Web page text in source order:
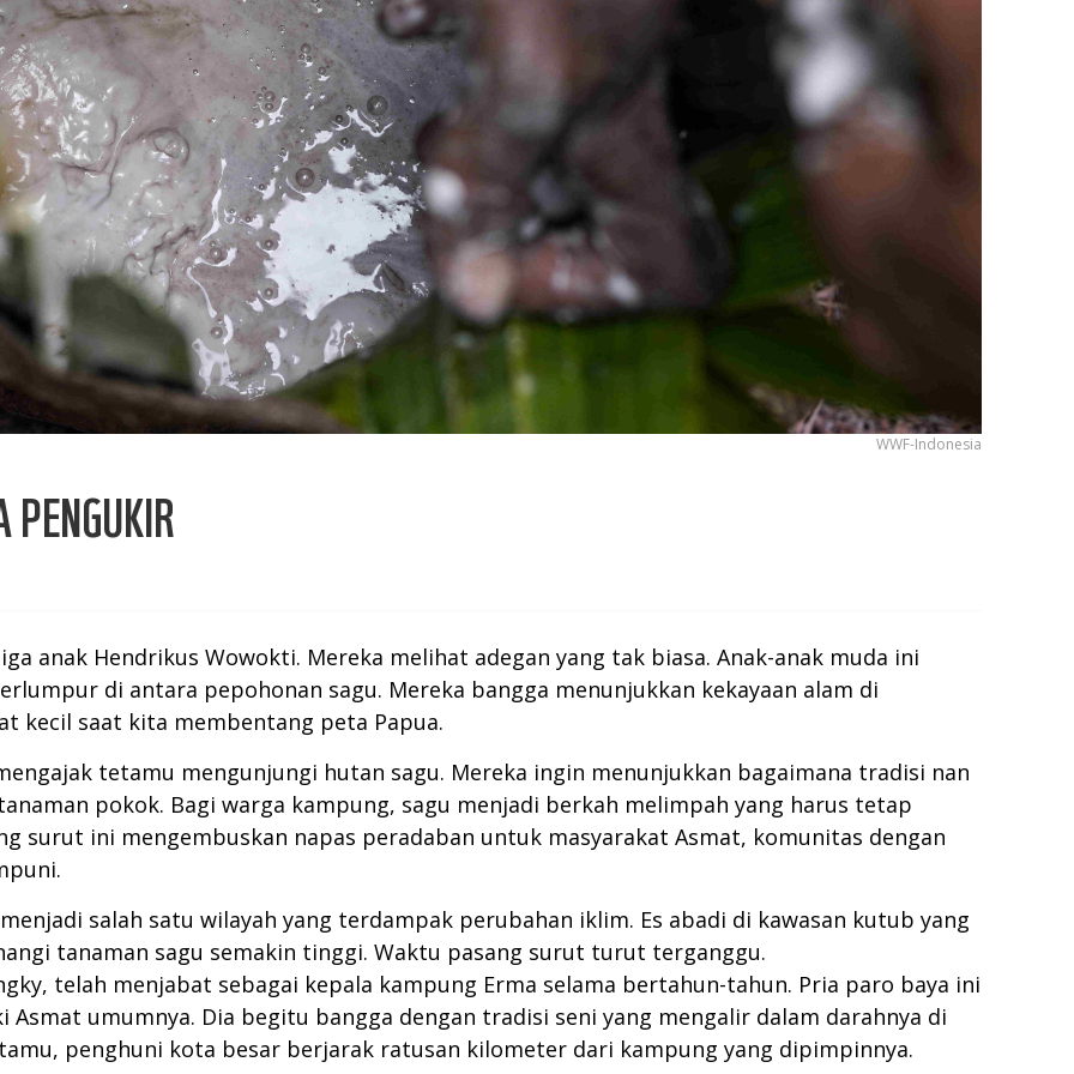
WWF-Indonesia
PENGUKIR
anak Hendrikus Wowokti. Mereka melihat adegan yang tak biasa. Anak-anak muda ini
di antara pepohonan sagu. Mereka bangga menunjukkan kekayaan alam di
kecil saat kita membentang peta Papua.
tetamu mengunjungi hutan sagu. Mereka ingin menunjukkan bagaimana tradisi nan
pokok. Bagi warga kampung, sagu menjadi berkah melimpah yang harus tetap
surut ini mengembuskan napas peradaban untuk masyarakat Asmat, komunitas dengan
salah satu wilayah yang terdampak perubahan iklim. Es abadi di kawasan kutub yang
tanaman sagu semakin tinggi. Waktu pasang surut turut terganggu.
telah menjabat sebagai kepala kampung Erma selama bertahun-tahun. Pria paro baya ini
Asmat umumnya. Dia begitu bangga dengan tradisi seni yang mengalir dalam darahnya di
penghuni kota besar berjarak ratusan kilometer dari kampung yang dipimpinnya.